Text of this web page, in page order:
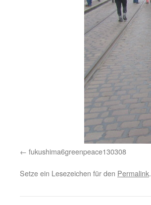
fukushima6greenpeace130308
Setze ein Lesezeichen für den Permalink.